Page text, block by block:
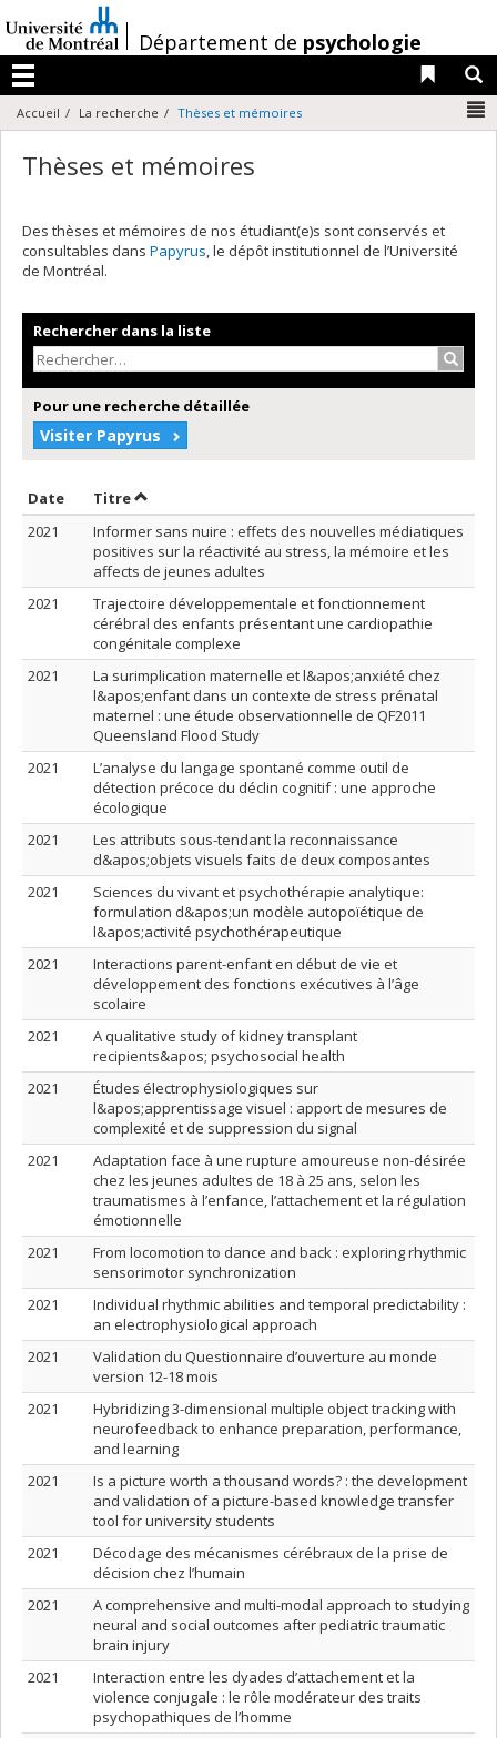
au
contenu
/Département de psychologie
Menu
Liens
Accueil La recherche Thèses et mémoires
Thèses et mémoires
Des thèses et mémoires de nos étudiant(e)s sont conservés et
consultables dans Papyrus, le dépôt institutionnel de l’Université
de Montréal.
Rechercher dans la liste
Pour une recherche détaillée
Visiter Papyrus
Date Trier par date en ordre croissant
TitreTrier par titre en ordre croissant
2021
Informer sans nuire : effets des nouvelles médiatiques
positives sur la réactivité au stress, la mémoire et les
affects de jeunes adultes
2021
Trajectoire développementale et fonctionnement
cérébral des enfants présentant une cardiopathie
congénitale complexe
2021
La surimplication maternelle et l&apos;anxiété chez
l&apos;enfant dans un contexte de stress prénatal
maternel : une étude observationnelle de QF2011
Queensland Flood Study
2021
L’analyse du langage spontané comme outil de
détection précoce du déclin cognitif : une approche
écologique
2021
Les attributs sous-tendant la reconnaissance
d&apos;objets visuels faits de deux composantes
2021
Sciences du vivant et psychothérapie analytique:
formulation d&apos;un modèle autopoïétique de
l&apos;activité psychothérapeutique
2021
Interactions parent-enfant en début de vie et
développement des fonctions exécutives à l’âge
scolaire
2021
A qualitative study of kidney transplant
recipients&apos; psychosocial health
2021
Études électrophysiologiques sur
l&apos;apprentissage visuel : apport de mesures de
complexité et de suppression du signal
2021
Adaptation face à une rupture amoureuse non-désirée
chez les jeunes adultes de 18 à 25 ans, selon les
traumatismes à l’enfance, l’attachement et la régulation
émotionnelle
2021
From locomotion to dance and back : exploring rhythmic
sensorimotor synchronization
2021
Individual rhythmic abilities and temporal predictability :
an electrophysiological approach
2021
Validation du Questionnaire d’ouverture au monde
version 12-18 mois
2021
Hybridizing 3-dimensional multiple object tracking with
neurofeedback to enhance preparation, performance,
and learning
2021
Is a picture worth a thousand words? : the development
and validation of a picture-based knowledge transfer
tool for university students
2021
Décodage des mécanismes cérébraux de la prise de
décision chez l’humain
2021
A comprehensive and multi-modal approach to studying
neural and social outcomes after pediatric traumatic
brain injury
2021
Interaction entre les dyades d’attachement et la
violence conjugale : le rôle modérateur des traits
psychopathiques de l’homme